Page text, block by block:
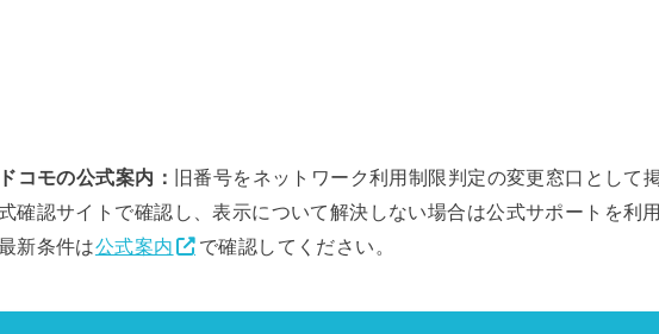
コモの公式案内： 旧番号をネットワーク利用制限判定の変更窓口として
確認サイトで確認し、表示について解決しない場合は公式サポートを利
新条件は公式案内 で確認してください。